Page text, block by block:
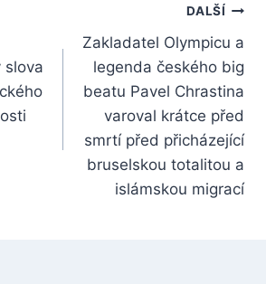
slova
DALŠÍ
Zakladatel Olympicu a
legenda českého big
beatu Pavel Chrastina
varoval krátce před
smrtí před přicházející
bruselskou totalitou a
islámskou migrací